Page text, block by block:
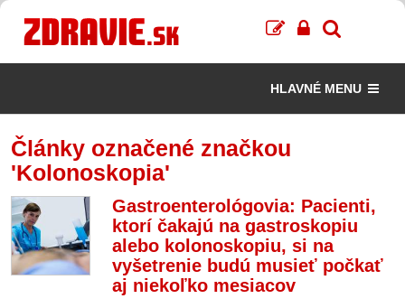
HLAVNÉ MENU
Články označené značkou
'Kolonoskopia'
Gastroenterológovia: Pacienti,
ktorí čakajú na gastroskopiu
alebo kolonoskopiu, si na
vyšetrenie budú musieť počkať
aj niekoľko mesiacov